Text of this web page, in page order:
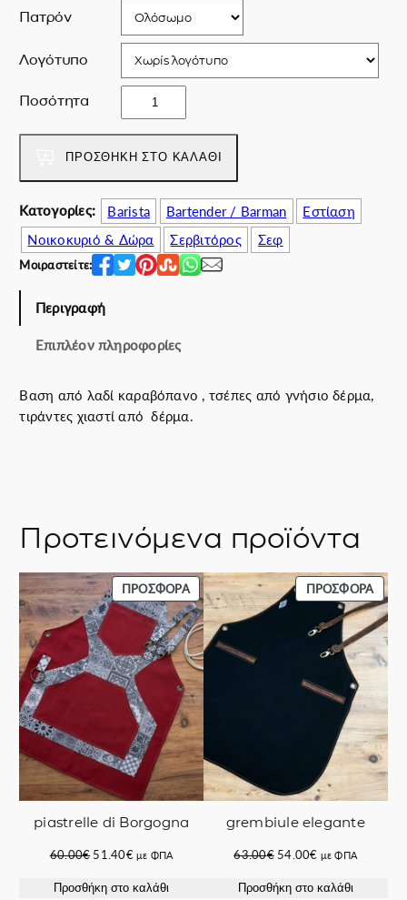
i
e
a
s
:
8
0
.
0
€
τ
μ
ε
ί
ν
α
ι
:
7
2
€
Πατρόν
Λογότυπο
Ποσότητα
a
f
a
r
i
π
ο
σ
τ
ΠΡΟΣΘΉΚΗ ΣΤΟ ΚΑΛΆΘΙ
Κατογορίες: Barista Bartender / Barman
Εστίαση
Νοικοκυριό & Δώρα
Σερβιτόρος Σεφ
Μοιραστείτε:
Περιγραφή
Επιπλέον πληροφορίες
Βαση από λαδί καραβόπανο , τσέπες από γνήσιο δέρμα,
τιράντες χιαστί από δέρμα.
Προτεινόμενα προϊόντα
ΠΡΟΣΦΟΡΆΠΡΟΪΌΝ
ΣΕ
ΠΡΟΣΦΟΡΆ
piastrelle di Borgogna
60.00€ Original
was:
51.40€Η
τιμή
με ΦΠΑ
Προσθήκη στο καλάθι
ΠΡΟΣΦΟΡΆ
ΣΕ
grembiule elegante
63.00€ Original
was:
54.00€ Η
τιμή
με ΦΠΑ
Προσθήκη στο καλάθι